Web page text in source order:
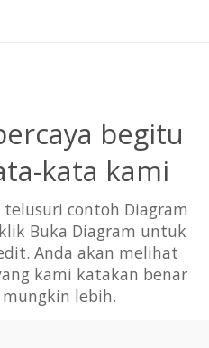
begitu
kata kami
contoh Diagram
Buka Diagram untuk
Anda akan melihat
kami katakan benar
lebih.